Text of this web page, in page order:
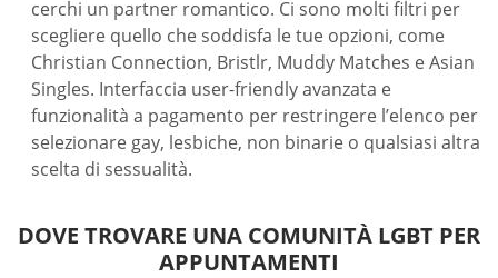
cerchi un partner romantico. Ci sono molti filtri per
scegliere quello che soddisfa le tue opzioni, come
Christian Connection, Bristlr, Muddy Matches e Asian
Singles. Interfaccia user-friendly avanzata e
funzionalità a pagamento per restringere l’elenco per
selezionare gay, lesbiche, non binarie o qualsiasi altra
scelta di sessualità.
DOVE TROVARE UNA COMUNITÀ LGBT PER
APPUNTAMENTI